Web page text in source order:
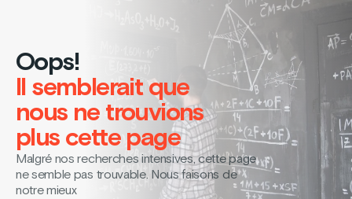
Oops!
Il semblerait que
nous ne trouvions
plus cette page
Malgré nos recherches intensives, cette page
ne semble pas trouvable. Nous faisons de
notre mieux